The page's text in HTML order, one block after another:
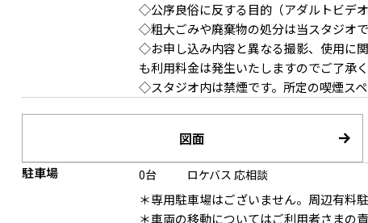
◇公序良俗に反する目的（アダルトビデ
◇粗大ごみや廃棄物の処分は当スタジオ
◇お申し込み内容と異なる撮影、使用に
も利用料金は発生いたしますのでご了承く
◇スタジオ内は禁煙です。所定の喫煙スペ
図面
駐車場 0台 ロケバス応相談
＊専用駐車場はございません。周辺有料
＊車両の移動についてはご利用者さまの